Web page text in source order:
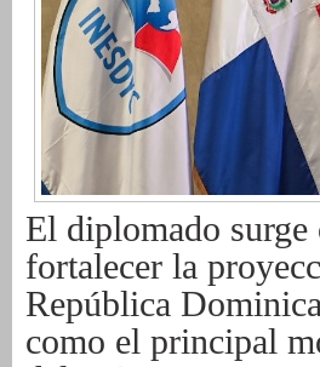
El diplomado surge
fortalecer la
República
como el principal